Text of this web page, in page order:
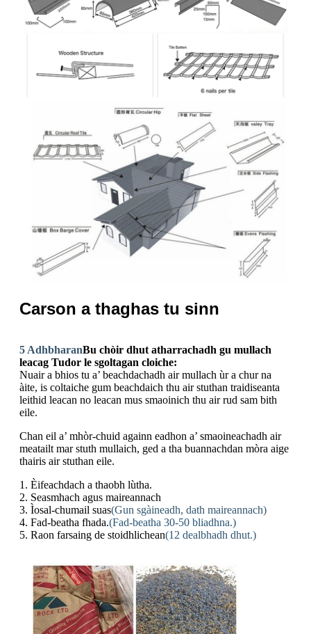
Carson a thaghas tu sinn
5 AdhbharanBu chòir dhut atharrachadh gu mullach
leacag Tudor le sgoltagan cloiche:
Nuair a bhios tu a’ beachdachadh air mullach ùr a chur na
àite, is coltaiche gum beachdaich thu air stuthan traidiseanta
leithid leacan no leacan mus smaoinich thu air rud sam bith
eile.
Chan eil a’ mhòr-chuid againn eadhon a’ smaoineachadh air
meatailt mar stuth mullaich, ged a tha buannachdan mòra aige
thairis air stuthan eile.
1. Èifeachdach a thaobh lùtha.
2. Seasmhach agus maireannach
3. Ìosal-chumail suas(Gun sgàineadh, dath maireannach)
4. Fad-beatha fhada.(Fad-beatha 30-50 bliadhna.)
5. Raon farsaing de stoidhlichean(12 dealbhadh dhut.)